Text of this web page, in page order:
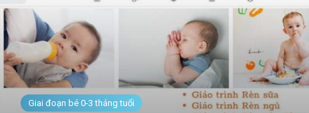
Giai đoạn bé 0-3 tháng tuổi